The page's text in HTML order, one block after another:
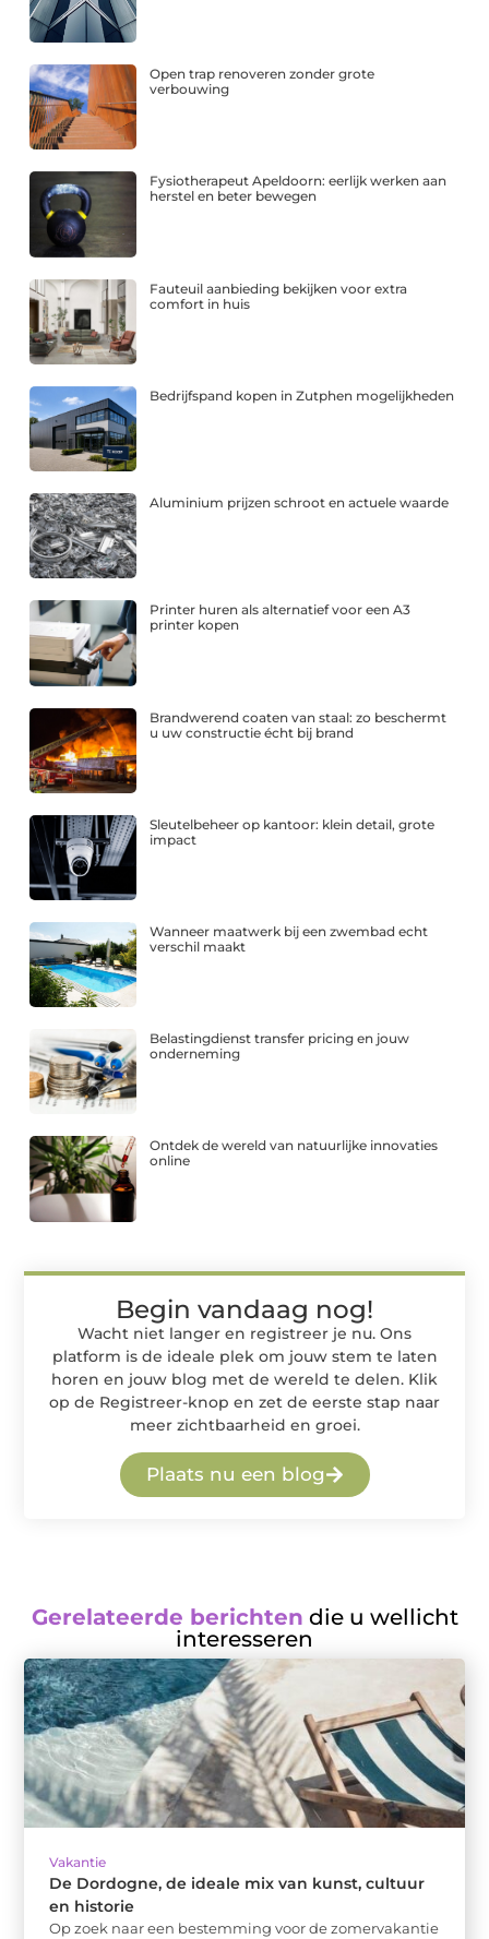
Open trap renoveren zonder grote
verbouwing
Fysiotherapeut Apeldoorn: eerlijk werken aan
herstel en beter bewegen
Fauteuil aanbieding bekijken voor extra
comfort in huis
Bedrijfspand kopen in Zutphen mogelijkheden
Aluminium prijzen schroot en actuele waarde
Printer huren als alternatief voor een A3
printer kopen
Brandwerend coaten van staal: zo beschermt
u uw constructie écht bij brand
Sleutelbeheer op kantoor: klein detail, grote
impact
Wanneer maatwerk bij een zwembad echt
verschil maakt
Belastingdienst transfer pricing en jouw
onderneming
Ontdek de wereld van natuurlijke innovaties
online
Begin vandaag nog!
Wacht niet langer en registreer je nu. Ons
platform is de ideale plek om jouw stem te laten
horen en jouw blog met de wereld te delen. Klik
op de Registreer-knop en zet de eerste stap naar
meer zichtbaarheid en groei.
Plaats nu een blog
Gerelateerde berichten die u wellicht
interesseren
Vakantie
De Dordogne, de ideale mix van kunst, cultuur
en historie
Op zoek naar een bestemming voor de zomervakantie